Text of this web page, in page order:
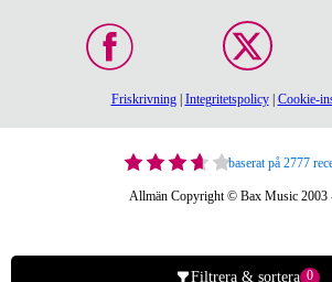
Filtrera & sortera 0
Friskrivning| Integritetspolicy| Cookie-
baserat på 2777
Allmän Copyright © Bax Music 2003